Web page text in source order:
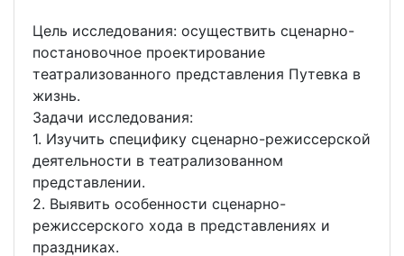
Цель исследования: осуществить сценарно-
постановочное проектирование
театрализованного представления Путевка в
жизнь.
Задачи исследования:
1. Изучить специфику сценарно-режиссерской
деятельности в театрализованном
представлении.
2. Выявить особенности сценарно-
режиссерского хода в представлениях и
праздниках.